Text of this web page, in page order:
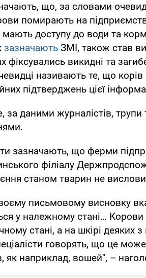
що, за словами
помирають на
мають доступу до води та
зазначають ЗМІ, також став
фіксувались викидні та
називають те, що
підтверджень цієї
за даними журналістів, трупи
зазначають, що ферми
філіалу
станом тварин не
письмовому висновку
у належному стані… Корови
стані, а на шкірі деяких
говорять, що це
як наприклад, вошей", –